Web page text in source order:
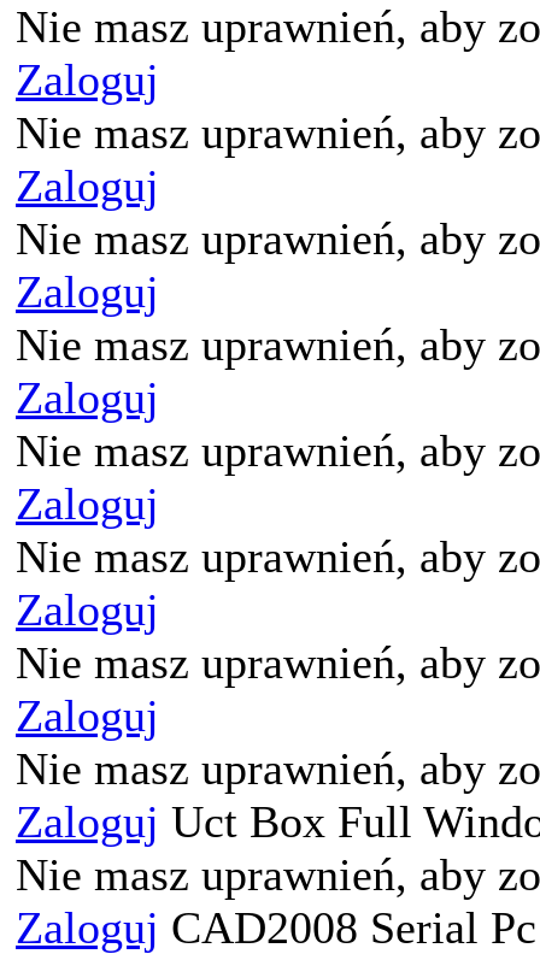
Nie masz uprawnień, aby
Zaloguj
Nie masz uprawnień, aby
Zaloguj
Nie masz uprawnień, aby
Zaloguj
Nie masz uprawnień, aby
Zaloguj
Nie masz uprawnień, aby
Zaloguj
Nie masz uprawnień, aby
Zaloguj
Nie masz uprawnień, aby
Zaloguj
Nie masz uprawnień, aby
Zaloguj Uct Box Full
Nie masz uprawnień, aby
Zaloguj CAD2008 Serial